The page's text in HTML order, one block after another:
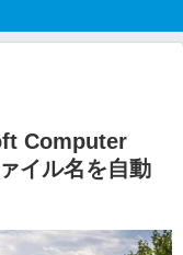
Computer
イル名を自動